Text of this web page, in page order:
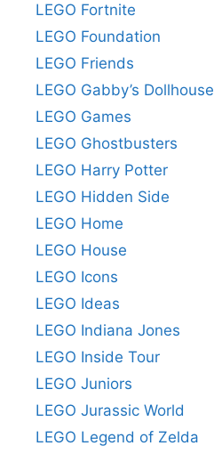
LEGO Fortnite
LEGO Foundation
LEGO Friends
LEGO Gabby’s Dollhouse
LEGO Games
LEGO Ghostbusters
LEGO Harry Potter
LEGO Hidden Side
LEGO Home
LEGO House
LEGO Icons
LEGO Ideas
LEGO Indiana Jones
LEGO Inside Tour
LEGO Juniors
LEGO Jurassic World
LEGO Legend of Zelda